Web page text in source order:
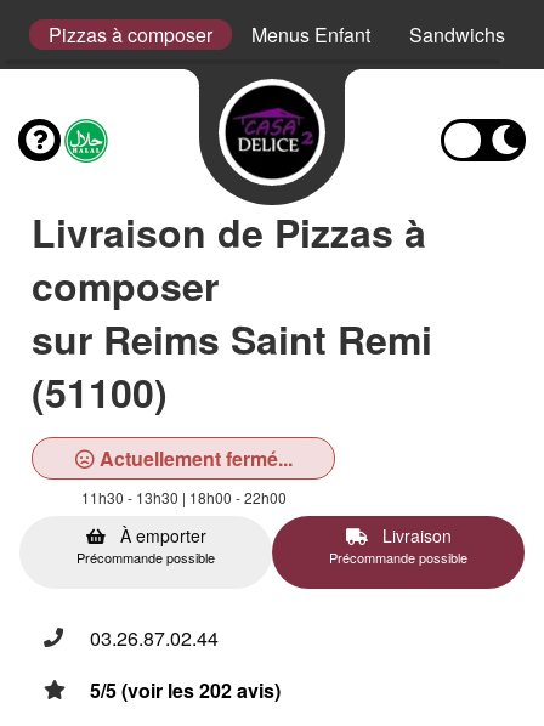
Pizzas à composer Menus Enfant Sandwichs
Livraison de Pizzas à
composer
sur Reims Saint Remi
(51100)
Actuellement fermé...
11h30 - 13h30 | 18h00 - 22h00
À emporter
Précommande possible
Livraison
Précommande possible
03.26.87.02.44
5/5 (voir les 202 avis)